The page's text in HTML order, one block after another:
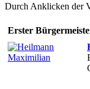
Durch Anklicken der
Erster